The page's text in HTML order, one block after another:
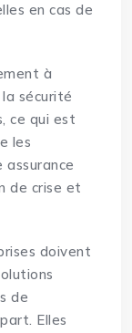
en cas de
à
sécurité
ce qui est
les
de crise et
doivent
de
Elles